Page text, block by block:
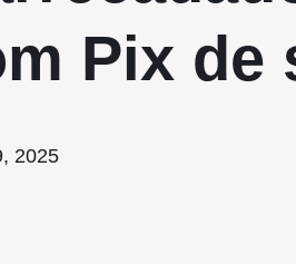
Pix de
2025